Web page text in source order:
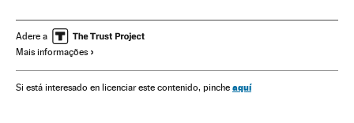
Partido dos Trabalhadores
Financiamento ilegal
Polícia Federal Corrupção política
Adere a
Mais informações
Si está interesado en licenciar este contenido, pinche aquí